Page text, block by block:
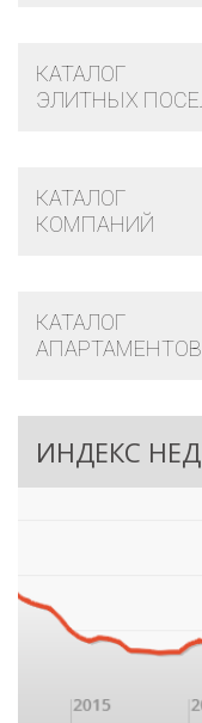
КАТАЛОГ
ЭЛИТНЫХ
КАТАЛОГ
КОМПАНИЙ
КАТАЛОГ
АПАРТАМЕНТОВ
ИНДЕКС